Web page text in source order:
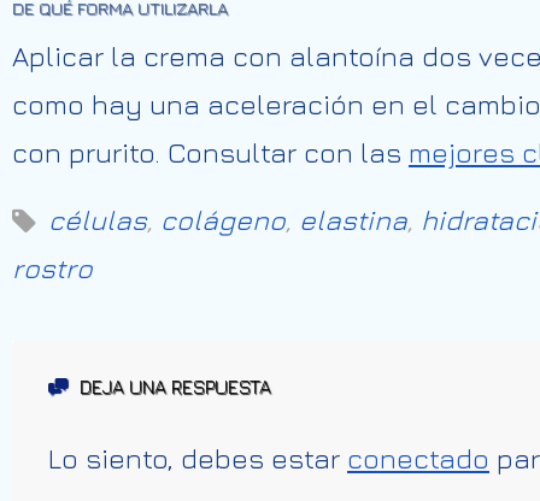
DE QUÉ FORMA UTILIZARLA
Aplicar la crema con alantoína dos
como hay una aceleración en el
con prurito. Consultar con las mejores
células, colágeno, elastina,
rostro
DEJA UNA RESPUESTA
Lo siento, debes estar conectado